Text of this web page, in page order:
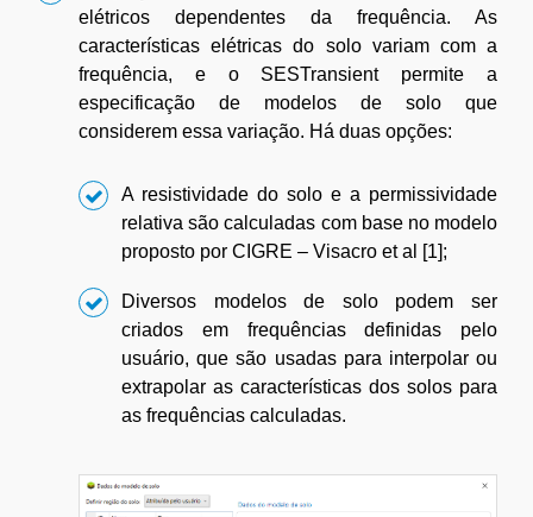
elétricos dependentes da frequência. As
características elétricas do solo variam com a
frequência, e o SESTransient permite a
especificação de modelos de solo que
considerem essa variação. Há duas opções:
A resistividade do solo e a permissividade
relativa são calculadas com base no modelo
proposto por CIGRE – Visacro et al [1];
Diversos modelos de solo podem ser
criados em frequências definidas pelo
usuário, que são usadas para interpolar ou
extrapolar as características dos solos para
as frequências calculadas.